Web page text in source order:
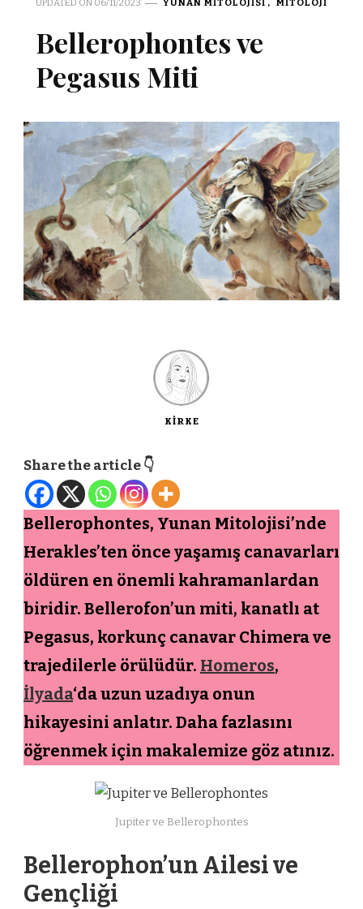
UPDATED ON 06/11/2023 YUNAN MITOLOJISI MITOLOJI
Bellerophontes ve
Pegasus Miti
KIRKE
Share the article 👇
Bellerophontes, Yunan Mitolojisi’nde
Herakles’ten önce yaşamış canavarları
öldüren en önemli kahramanlardan
biridir. Bellerofon’un miti, kanatlı at
Pegasus, korkunç canavar Chimera ve
trajedilerle örülüdür. Homeros,
İlyada‘da uzun uzadıya onun
hikayesini anlatır. Daha fazlasını
öğrenmek için makalemize göz atınız.
Jupiter ve Bellerophontes
Bellerophon’un Ailesi ve
Gençliği